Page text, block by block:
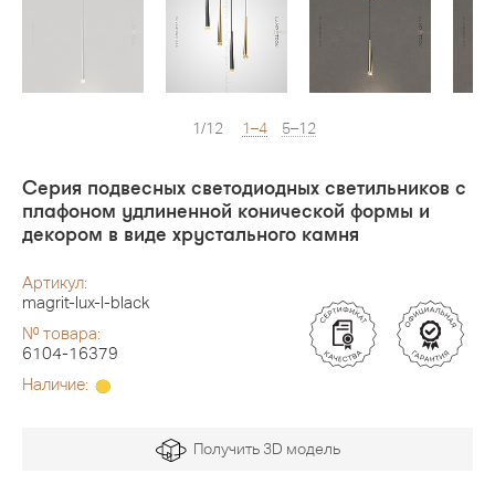
1/12 1–4 5–12
Серия подвесных светодиодных светильников с
плафоном удлиненной конической формы и
декором в виде хрустального камня
Артикул:
magrit-lux-l-black
№ товара:
6104-16379
Наличие:
Получить 3D модель